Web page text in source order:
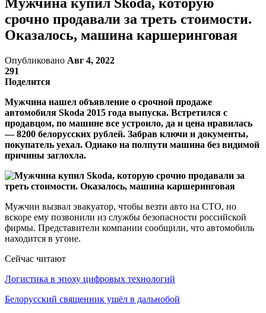
срочно продавали за треть стоимости.
Оказалось, машина каршеринговая
Опубликовано Авг 4, 2022
291
Поделится
Мужчина нашел объявление о срочной продаже
автомобиля Skoda 2015 года выпуска. Встретился с
продавцом, по машине все устроило, да и цена нравилась
— 8200 белорусских рублей. Забрав ключи и документы,
покупатель уехал. Однако на полпути машина без видимой
причины заглохла.
Мужчин вызвал эвакуатор, чтобы везти авто на СТО, но
вскоре ему позвонили из службы безопасности российской
фирмы. Представители компании сообщили, что автомобиль
находится в угоне.
Сейчас читают
Логистика в эпоху цифровых технологий
Белорусский священник ушёл в дальнобой